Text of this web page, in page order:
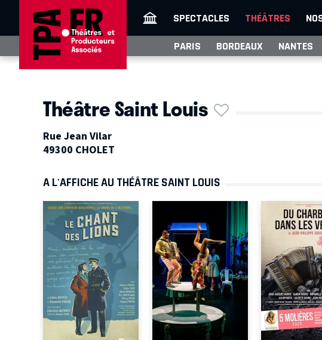
SPECTACLES THÉÂTRES
PARIS BORDEAUX NANTES
Théâtre Saint Louis
Rue Jean Vilar
49300 CHOLET
A L'AFFICHE AU THÉÂTRE SAINT LOUIS